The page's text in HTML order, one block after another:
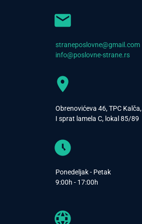
straneposlovne@gmail.com
info@poslovne-strane.rs
Obrenovićeva 46, TPC Kalča,
I sprat lamela C, lokal 85/89
Ponedeljak - Petak
9:00h - 17:00h